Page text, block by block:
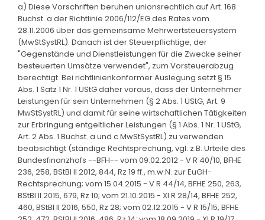
a) Diese Vorschriften beruhen unionsrechtlich auf Art. 168
Buchst. a der Richtlinie 2006/112/EG des Rates vom
28.11.2006 über das gemeinsame Mehrwertsteuersystem
(MwStSystRL). Danach ist der Steuerpflichtige, der
"Gegenstände und Dienstleistungen für die Zwecke seiner
besteuerten Umsätze verwendet", zum Vorsteuerabzug
berechtigt. Bei richtlinienkonformer Auslegung setzt § 15
Abs. 1 Satz 1 Nr. 1 UStG daher voraus, dass der Unternehmer
Leistungen für sein Unternehmen (§ 2 Abs. 1 UStG, Art. 9
MwStSystRL) und damit für seine wirtschaftlichen Tätigkeiten
zur Erbringung entgeltlicher Leistungen (§ 1 Abs. 1 Nr. 1 UStG,
Art. 2 Abs. 1 Buchst. a und c MwStSystRL) zu verwenden
beabsichtigt (ständige Rechtsprechung, vgl. z.B. Urteile des
Bundesfinanzhofs --BFH-- vom 09.02.2012 - V R 40/10, BFHE
236, 258, BStBl II 2012, 844, Rz 19 ff., m.w.N. zur EuGH-
Rechtsprechung; vom 15.04.2015 - V R 44/14, BFHE 250, 263,
BStBl II 2015, 679, Rz 10; vom 21.10.2015 - XI R 28/14, BFHE 252,
460, BStBl II 2016, 550, Rz 28; vom 02.12.2015 - V R 15/15, BFHE